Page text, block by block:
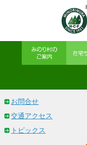
お問合せ
交通アクセス
トピックス